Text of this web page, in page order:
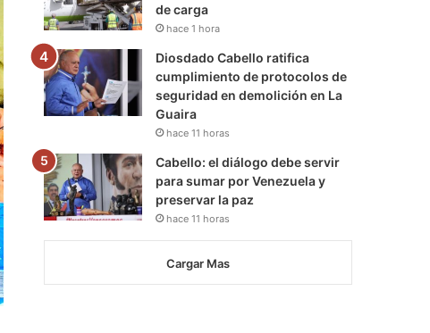
de carga
hace 1 hora
Diosdado Cabello ratifica
cumplimiento de protocolos de
seguridad en demolición en La
Guaira
hace 11 horas
Cabello: el diálogo debe servir
para sumar por Venezuela y
preservar la paz
hace 11 horas
Cargar Mas